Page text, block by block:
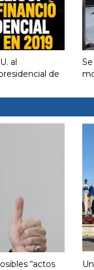
al
de
“actos